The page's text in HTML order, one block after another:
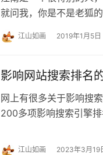
就问我，你是不是老狐
的代理了。 我看他直接
了这一行，…
江山如画 2019年1月5日
影响网站搜索排名
网上有很多关于影响搜
200多项影响搜索引擎
因素法则”。
江山如画 2023年3月19